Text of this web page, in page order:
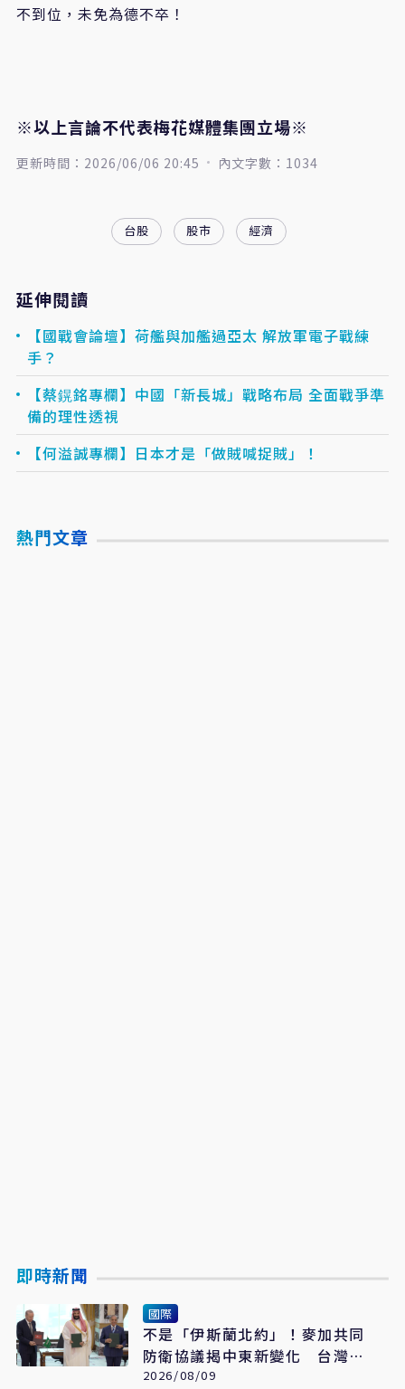
不到位，未免為德不卒！
※以上言論不代表梅花媒體集團立場※
更新時間：2026/06/06 20:45 內文字數：1034
台股 股市 經濟
延伸閱讀
【國戰會論壇】荷艦與加艦過亞太 解放軍電子戰練
手？
【蔡鎤銘專欄】中國「新長城」戰略布局 全面戰爭準
備的理性透視
【何溢誠專欄】日本才是「做賊喊捉賊」！
熱門文章
即時新聞
國際
不是「伊斯蘭北約」！麥加共同
防衛協議揭中東新變化 台灣該
看懂「多層次安全」
2026/08/09